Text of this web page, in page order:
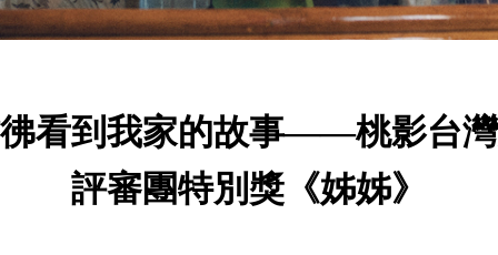
看到我家的故事——桃影台
評審團特別獎《姊姊》